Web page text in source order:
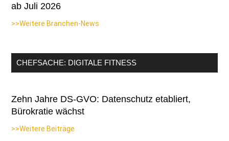
ab Juli 2026
>>Weitere Branchen-News
CHEFSACHE: DIGITALE FITNESS
Zehn Jahre DS-GVO: Datenschutz etabliert,
Bürokratie wächst
>>Weitere Beiträge